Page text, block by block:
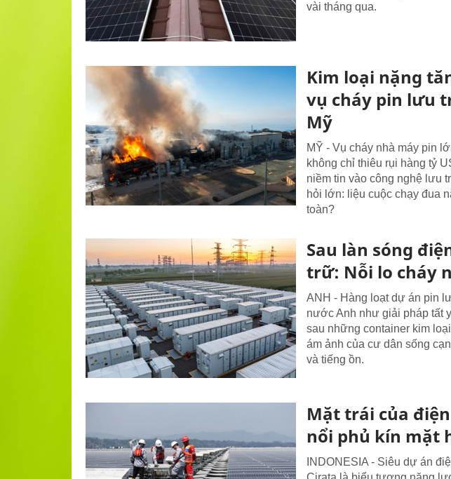
vài tháng qua.
Kim loại nặng
vụ cháy pin lưu
Mỹ
MỸ - Vụ cháy nhà máy pin
không chỉ thiêu rụi hàng tỷ
niềm tin vào công nghệ lưu
hỏi lớn: liệu cuộc chạy đua
toàn?
Sau làn sóng
trữ: Nỗi lo cháy
ANH - Hàng loạt dự án pin
nước Anh như giải pháp tất
sau những container kim
ám ảnh của cư dân sống
và tiếng ồn.
Mặt trái của
nổi phủ kín mặt
INDONESIA - Siêu dự án